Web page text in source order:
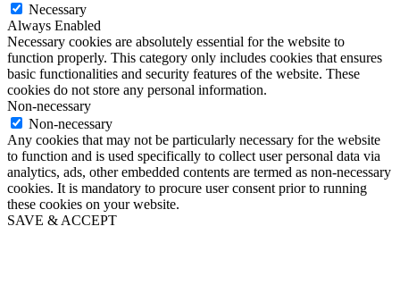
Necessary
Always Enabled
Necessary cookies are absolutely essential for the website to
function properly. This category only includes cookies that ensures
basic functionalities and security features of the website. These
cookies do not store any personal information.
Non-necessary
Non-necessary
Any cookies that may not be particularly necessary for the website
to function and is used specifically to collect user personal data via
analytics, ads, other embedded contents are termed as non-necessary
cookies. It is mandatory to procure user consent prior to running
these cookies on your website.
SAVE & ACCEPT